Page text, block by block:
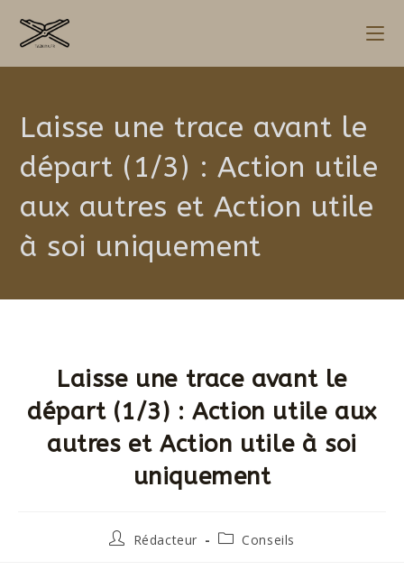
Laisse une trace avant le
départ (1/3) : Action utile
aux autres et Action utile
à soi uniquement
Laisse une trace avant le
départ (1/3) : Action utile aux
autres et Action utile à soi
uniquement
Rédacteur Conseils